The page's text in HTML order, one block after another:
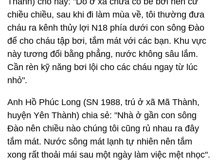
chiều chiều, sau khi đi làm mùa về, tôi thường đưa
cháu ra kênh thủy lợi N18 phía dưới con sông Đào
để cho cháu tập bơi, tắm mát với các bạn. Khu vực
này tương đối bằng phẳng, nước không sâu lắm.
Cần rèn kỹ năng bơi lội cho các cháu ngay từ lúc
nhỏ".
Anh Hồ Phúc Long (SN 1988, trú ở xã Mã Thành,
huyện Yên Thành) chia sẻ: "Nhà ở gần con sông
Đào nên chiều nào chúng tôi cũng rủ nhau ra đây
tắm mát. Nước sông mát lạnh tự nhiên nên tắm
xong rất thoải mái sau một ngày làm việc mệt nhọc".